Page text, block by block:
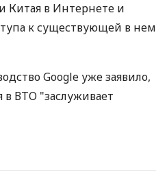
Китая в Интернете и
к существующей в нем
Google уже заявило,
ВТО "заслуживает